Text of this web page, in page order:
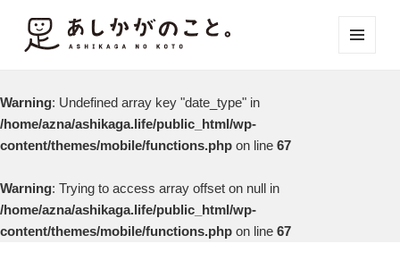
Warning: Undefined array key "date_type" in
/home/azna/ashikaga.life/public_html/wp-
content/themes/mobile/functions.php on line 67
Warning: Trying to access array offset on null in
/home/azna/ashikaga.life/public_html/wp-
content/themes/mobile/functions.php on line 67